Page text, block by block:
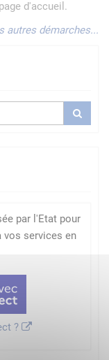
d'accueil.
autres démarches...
par l'Etat pour
vos services en
?